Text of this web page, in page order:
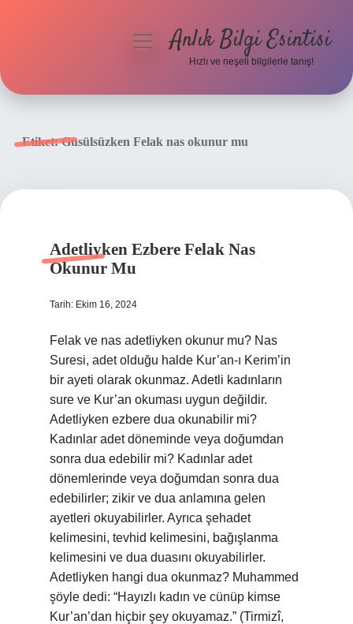
menüyüAnlık Bilgi Esintisi
Hızlı ve neşeli bilgilerle tanış!
Etiket:Gusülsüzken Felak nas okunur mu
Adetliyken Ezbere Felak Nas
Okunur Mu
Tarih: Ekim 16, 2024
Felak ve nas adetliyken okunur mu? Nas
Suresi, adet olduğu halde Kur’an-ı Kerim’in
bir ayeti olarak okunmaz. Adetli kadınların
sure ve Kur’an okuması uygun değildir.
Adetliyken ezbere dua okunabilir mi?
Kadınlar adet döneminde veya doğumdan
sonra dua edebilir mi? Kadınlar adet
dönemlerinde veya doğumdan sonra dua
edebilirler; zikir ve dua anlamına gelen
ayetleri okuyabilirler. Ayrıca şehadet
kelimesini, tevhid kelimesini, bağışlanma
kelimesini ve dua duasını okuyabilirler.
Adetliyken hangi dua okunmaz? Muhammed
şöyle dedi: “Hayızlı kadın ve cünüp kimse
Kur’an’dan hiçbir şey okuyamaz.” (Tirmizî,